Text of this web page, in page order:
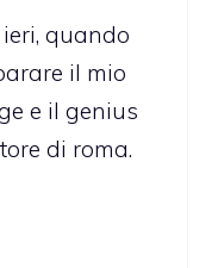
quando
il mio
e il genius
di roma.